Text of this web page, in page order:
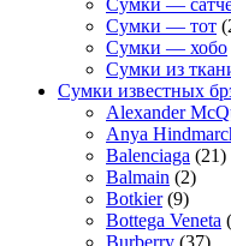
Сумки —
Сумки — тот
Сумки — хобо
Сумки из
Сумки известных
Alexander
Anya
Balenciaga (21)
Balmain (2)
Botkier(9)
Bottega Veneta
Burberry (37)